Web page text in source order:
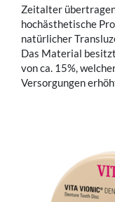
Zeitalter
hochästhetische
natürlicher
Das Material
von ca. 15%,
Versorgungen